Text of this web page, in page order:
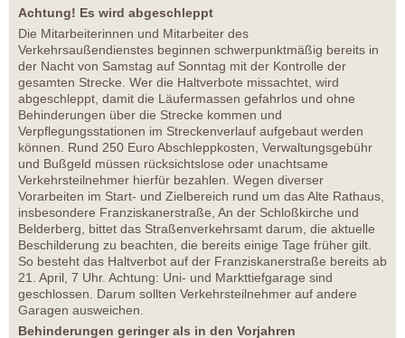
Achtung! Es wird abgeschleppt
Die Mitarbeiterinnen und Mitarbeiter des
Verkehrsaußendienstes beginnen schwerpunktmäßig bereits in
der Nacht von Samstag auf Sonntag mit der Kontrolle der
gesamten Strecke. Wer die Haltverbote missachtet, wird
abgeschleppt, damit die Läufermassen gefahrlos und ohne
Behinderungen über die Strecke kommen und
Verpflegungsstationen im Streckenverlauf aufgebaut werden
können. Rund 250 Euro Abschleppkosten, Verwaltungsgebühr
und Bußgeld müssen rücksichtslose oder unachtsame
Verkehrsteilnehmer hierfür bezahlen. Wegen diverser
Vorarbeiten im Start- und Zielbereich rund um das Alte Rathaus,
insbesondere Franziskanerstraße, An der Schloßkirche und
Belderberg, bittet das Straßenverkehrsamt darum, die aktuelle
Beschilderung zu beachten, die bereits einige Tage früher gilt.
So besteht das Haltverbot auf der Franziskanerstraße bereits ab
21. April, 7 Uhr. Achtung: Uni- und Markttiefgarage sind
geschlossen. Darum sollten Verkehrsteilnehmer auf andere
Garagen ausweichen.
Behinderungen geringer als in den Vorjahren